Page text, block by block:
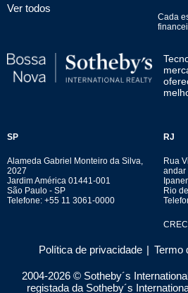
Ver todos
Cada
SP
Alameda Gabriel Monteiro da Silva,
2027
Jardim América 01441-001
São Paulo - SP
Telefone: +55 11 3061-0000
RJ
Rua
andar
Rio
Política de privacidade | Termo
2004-2026 © Sotheby´s
registada da Sotheby´s